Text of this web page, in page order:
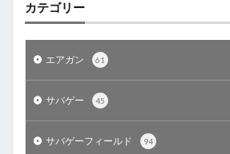
カテゴリー
エアガン 61
サバゲー 45
サバゲーフィールド 94